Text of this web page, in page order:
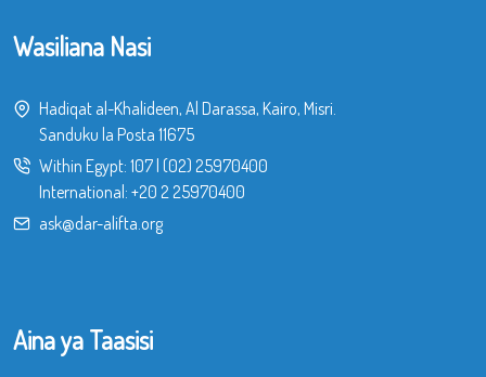
Wasiliana Nasi
Hadiqat al-Khalideen, Al Darassa, Kairo, Misri.
Sanduku la Posta 11675
Within Egypt: 107| (02) 25970400
International: +20 2 25970400
ask@dar-alifta.org
Aina ya Taasisi